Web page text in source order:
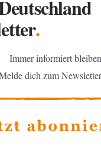
.
Immer informiert
dich zum